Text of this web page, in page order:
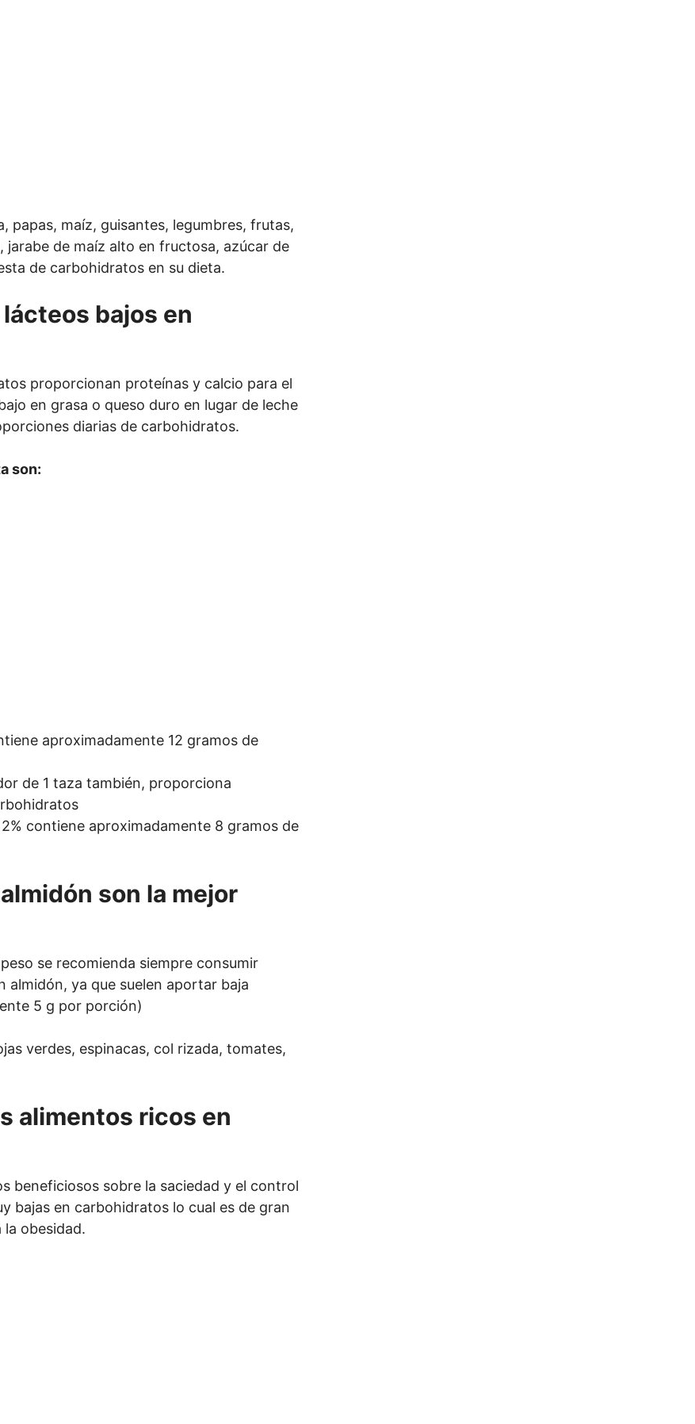
papas, maíz, guisantes, legumbres, frutas,
de maíz alto en fructosa, azúcar de
de carbohidratos en su dieta.
bajos en
proporcionan proteínas y calcio para el
en grasa o queso duro en lugar de leche
diarias de carbohidratos.
son:
aproximadamente 12 gramos de
de 1 taza también, proporciona
contiene aproximadamente 8 gramos de
son la mejor
se recomienda siempre consumir
almidón, ya que suelen aportar baja
5 g por porción)
verdes, espinacas, col rizada, tomates,
alimentos ricos en
beneficiosos sobre la saciedad y el control
bajas en carbohidratos lo cual es de gran
la obesidad.